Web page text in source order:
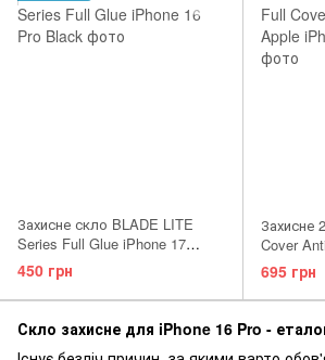
Захисне скло BLADE LITE
Series Full Glue iPhone 17
Pro/17/16 Pro
450 грн
Захисне
Cover
iPhone
695 грн
Скло захисне для iPhone 16 Pro -